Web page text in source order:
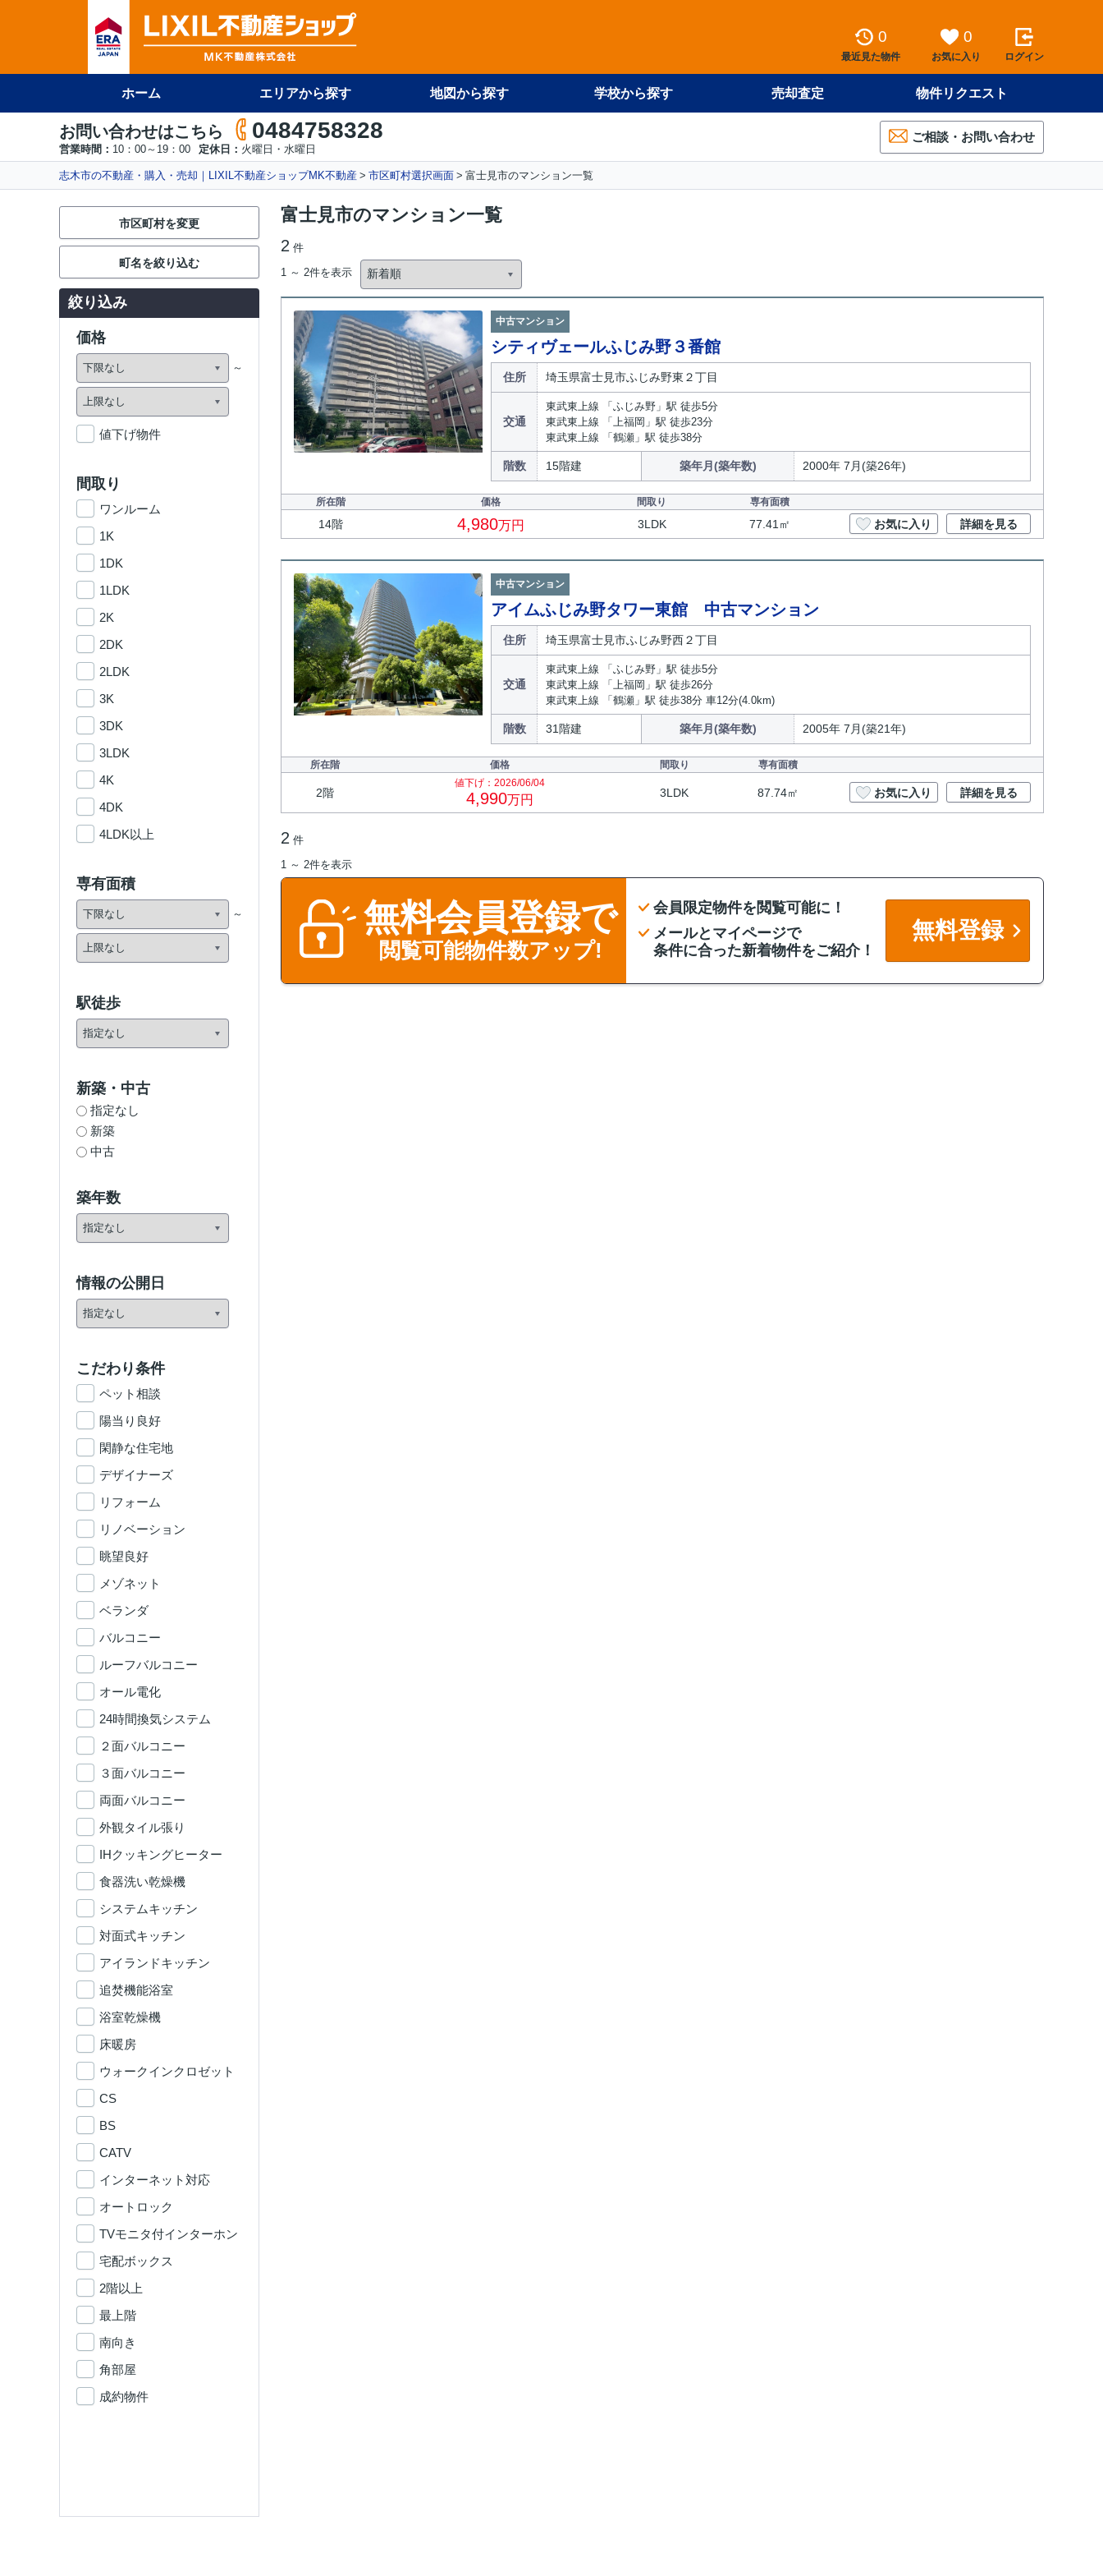
0
最近見た物件
0
お気に入り ログイン
ホーム エリアから探す 地図から探す 学校から探す 売却査定 物件リクエスト
お問い合わせはこちら 0484758328
営業時間： 10：00～19：00 定休日： 火曜日・水曜日
ご相談・お問い合わせ
志木市の不動産・購入・売却｜LIXIL不動産ショップMK不動産 市区町村選択画面 富士見市のマンション一覧
富士見市のマンション一覧
2 件
1 ～ 2件を表示
中古マンション
シティヴェールふじみ野３番館
住所 埼玉県富士見市ふじみ野東２丁目
交通
東武東上線 「ふじみ野」駅 徒歩5分
東武東上線 「上福岡」駅 徒歩23分
東武東上線 「鶴瀬」駅 徒歩38分
階数 15階建 築年月(築年数) 2000年 7月(築26年)
所在階 価格 間取り 専有面積
14階 4,980万円 3LDK 77.41㎡ お気に入り 詳細を見る
中古マンション
アイムふじみ野タワー東館 中古マンション
住所 埼玉県富士見市ふじみ野西２丁目
交通
東武東上線 「ふじみ野」駅 徒歩5分
東武東上線 「上福岡」駅 徒歩26分
東武東上線 「鶴瀬」駅 徒歩38分 車12分(4.0km)
階数 31階建 築年月(築年数) 2005年 7月(築21年)
所在階 価格 間取り 専有面積
2階
値下げ：2026/06/04
4,990万円 3LDK 87.74㎡ お気に入り 詳細を見る
2 件
1 ～ 2件を表示
無料会員登録で
閲覧可能物件数アップ!
会員限定物件を閲覧可能に！
メールとマイページで
条件に合った新着物件をご紹介！
無料登録
市区町村を変更
町名を絞り込む
絞り込み
価格
値下げ物件
間取り
ワンルーム
1K
1DK
1LDK
2K
2DK
2LDK
3K
3DK
3LDK
4K
4DK
4LDK以上
専有面積
駅徒歩
新築・中古
指定なし
新築
中古
築年数
情報の公開日
こだわり条件
ペット相談
陽当り良好
閑静な住宅地
デザイナーズ
リフォーム
リノベーション
眺望良好
メゾネット
ベランダ
バルコニー
ルーフバルコニー
オール電化
24時間換気システム
２面バルコニー
３面バルコニー
両面バルコニー
外観タイル張り
IHクッキングヒーター
食器洗い乾燥機
システムキッチン
対面式キッチン
アイランドキッチン
追焚機能浴室
浴室乾燥機
床暖房
ウォークインクロゼット
CS
BS
CATV
インターネット対応
オートロック
TVモニタ付インターホン
宅配ボックス
2階以上
最上階
南向き
角部屋
成約物件